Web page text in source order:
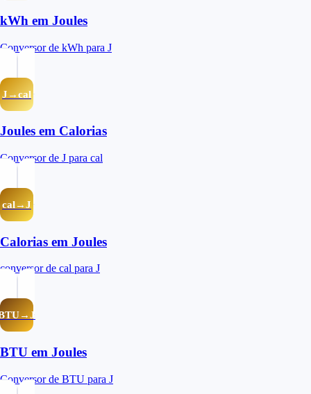
kWh em Joules
Conversor de kWh para J
J→cal
Joules em Calorias
Conversor de J para cal
cal→J
Calorias em Joules
conversor de cal para J
BTU em Joules
Conversor de BTU para J